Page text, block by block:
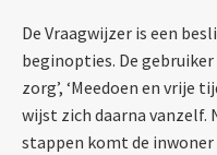
De Vraagwijzer is een
beginopties. De
zorg’, ‘Meedoen en vrije
wijst zich daarna vanzelf.
stappen komt de